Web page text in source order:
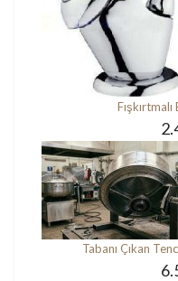
Tabanı Çıkan